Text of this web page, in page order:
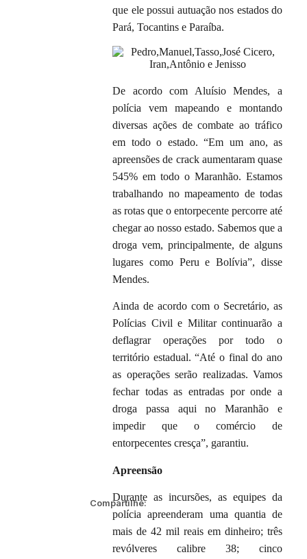
Compartilhe:
que ele possui autuação nos estados do
Pará, Tocantins e Paraíba.
De acordo com Aluísio Mendes, a
polícia vem mapeando e montando
diversas ações de combate ao tráfico
em todo o estado. “Em um ano, as
apreensões de crack aumentaram quase
545% em todo o Maranhão. Estamos
trabalhando no mapeamento de todas
as rotas que o entorpecente percorre até
chegar ao nosso estado. Sabemos que a
droga vem, principalmente, de alguns
lugares como Peru e Bolívia”, disse
Mendes.
Ainda de acordo com o Secretário, as
Polícias Civil e Militar continuarão a
deflagrar operações por todo o
território estadual. “Até o final do ano
as operações serão realizadas. Vamos
fechar todas as entradas por onde a
droga passa aqui no Maranhão e
impedir que o comércio de
entorpecentes cresça”, garantiu.
Apreensão
Durante as incursões, as equipes da
polícia apreenderam uma quantia de
mais de 42 mil reais em dinheiro; três
revólveres calibre 38; cinco